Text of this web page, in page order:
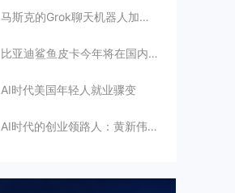
马斯克的Grok聊天机器人加速进军华尔街
比亚迪鲨鱼皮卡今年将在国内销售
AI时代美国年轻人就业骤变
AI时代的创业领路人：黄新伟与AI创业